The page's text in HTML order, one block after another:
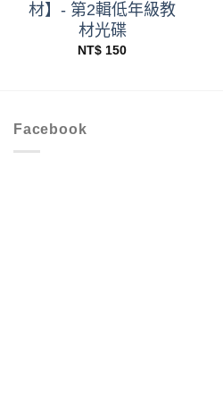
材】- 第2輯低年級教
材光碟
NT$ 150
Facebook